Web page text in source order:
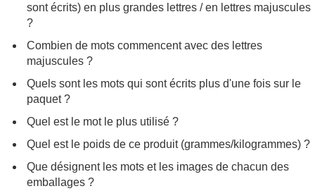
sont écrits) en plus grandes lettres / en lettres majuscules
?
Combien de mots commencent avec des lettres
majuscules ?
Quels sont les mots qui sont écrits plus d'une fois sur le
paquet ?
Quel est le mot le plus utilisé ?
Quel est le poids de ce produit (grammes/kilogrammes) ?
Que désignent les mots et les images de chacun des
emballages ?